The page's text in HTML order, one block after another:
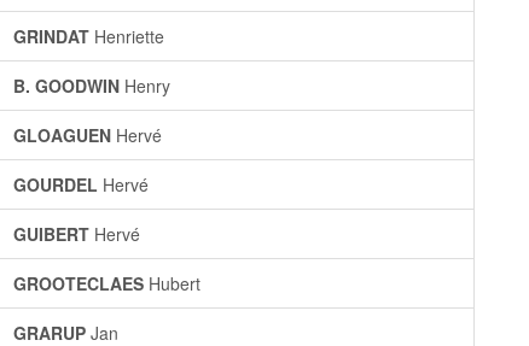
GRINDAT Henriette
B. GOODWIN Henry
GLOAGUEN Hervé
GOURDEL Hervé
GUIBERT Hervé
GROOTECLAES Hubert
GRARUP Jan